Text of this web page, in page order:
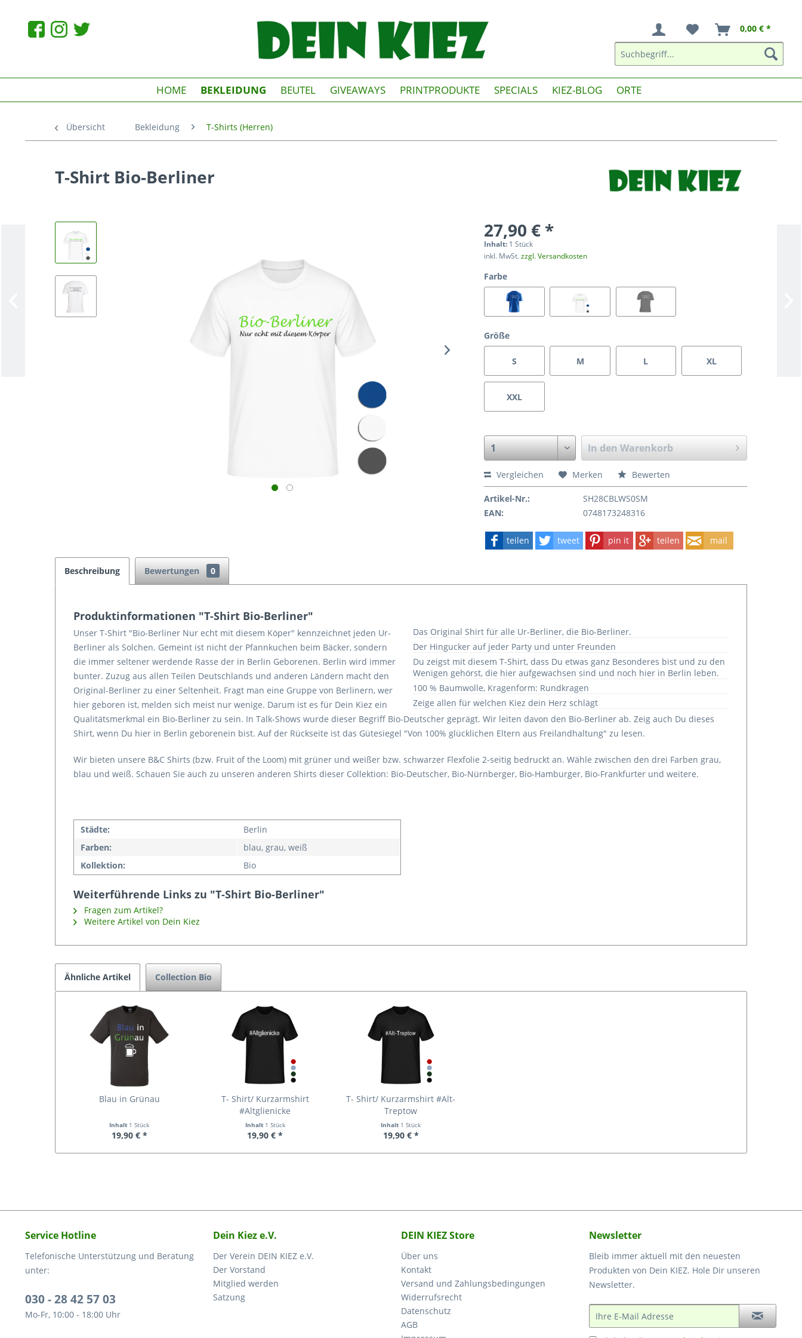
0,00 € *
HOME BEKLEIDUNG BEUTEL GIVEAWAYS PRINTPRODUKTE SPECIALS KIEZ-BLOG ORTE
Übersicht Bekleidung T-Shirts (Herren)
T-Shirt Bio-Berliner
27,90 € *
Inhalt: 1 Stück
inkl. MwSt.zzgl. Versandkosten
Farbe
Größe
S M L XL
XXL
In den Warenkorb
Vergleichen Merken Bewerten
Artikel-Nr.:
SH28CBLWS0SM
EAN:
0748173248316
teilen tweet pin it teilen mail
Beschreibung Bewertungen 0
Produktinformationen "T-Shirt Bio-Berliner"
Das Original Shirt für alle Ur-Berliner, die Bio-Berliner.
Der Hingucker auf jeder Party und unter Freunden
Du zeigst mit diesem T-Shirt, dass Du etwas ganz Besonderes bist und zu den
Wenigen gehörst, die hier aufgewachsen sind und noch hier in Berlin leben.
100 % Baumwolle, Kragenform: Rundkragen
Zeige allen für welchen Kiez dein Herz schlägt
Unser T-Shirt "Bio-Berliner Nur echt mit diesem Köper" kennzeichnet jeden Ur-
Berliner als Solchen. Gemeint ist nicht der Pfannkuchen beim Bäcker, sondern
die immer seltener werdende Rasse der in Berlin Geborenen. Berlin wird immer
bunter. Zuzug aus allen Teilen Deutschlands und anderen Ländern macht den
Original-Berliner zu einer Seltenheit. Fragt man eine Gruppe von Berlinern, wer
hier geboren ist, melden sich meist nur wenige. Darum ist es für Dein Kiez ein
Qualitätsmerkmal ein Bio-Berliner zu sein. In Talk-Shows wurde dieser Begriff Bio-Deutscher geprägt. Wir leiten davon den Bio-Berliner ab. Zeig auch Du dieses
Shirt, wenn Du hier in Berlin geborenein bist. Auf der Rückseite ist das Gütesiegel "Von 100% glücklichen Eltern aus Freilandhaltung" zu lesen.
Wir bieten unsere B&C Shirts (bzw. Fruit of the Loom) mit grüner und weißer bzw. schwarzer Flexfolie 2-seitig bedruckt an. Wähle zwischen den drei Farben grau,
blau und weiß. Schauen Sie auch zu unseren anderen Shirts dieser Collektion: Bio-Deutscher, Bio-Nürnberger, Bio-Hamburger, Bio-Frankfurter und weitere.
Städte:
Berlin
Farben:
blau, grau, weiß
Kollektion:
Bio
Weiterführende Links zu "T-Shirt Bio-Berliner"
Fragen zum Artikel?
Weitere Artikel von Dein Kiez
Ähnliche Artikel Collection Bio
Blau in Grünau
Inhalt 1 Stück
19,90 € *
T- Shirt/ Kurzarmshirt
#Altglienicke
Inhalt 1 Stück
19,90 € *
T- Shirt/ Kurzarmshirt #Alt-
Treptow
Inhalt 1 Stück
19,90 € *
Service Hotline
Telefonische Unterstützung und Beratung
unter:
030 - 28 42 57 03
Mo-Fr, 10:00 - 18:00 Uhr
Dein Kiez e.V.
Der Verein DEIN KIEZ e.V.
Der Vorstand
Mitglied werden
Satzung
DEIN KIEZ Store
Über uns
Kontakt
Versand und Zahlungsbedingungen
Widerrufsrecht
Datenschutz
AGB
Newsletter
Bleib immer aktuell mit den neuesten
Produkten von Dein KIEZ. Hole Dir unseren
Newsletter.